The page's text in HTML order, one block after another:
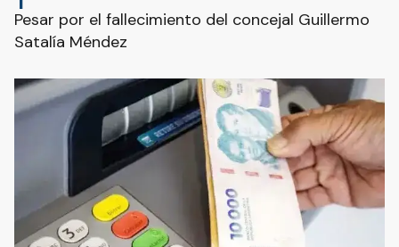
Pesar por el fallecimiento del concejal Guillermo
Satalía Méndez